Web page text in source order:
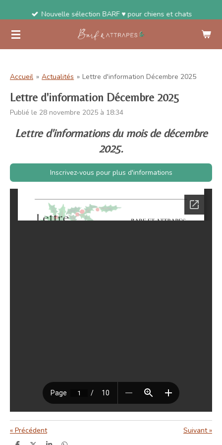
contenu
principal
Nouvelle sélection BARF ♥ pour chiens et chats
Accueil » Actualités » Lettre d'information Décembre 2025
Lettre d'information Décembre 2025
Publié le 28 novembre 2025 à 18:34
Lettre d'informations du mois de décembre
2025.
Inscrivez-vous pour plus d'informations
« Précédent Suivant»